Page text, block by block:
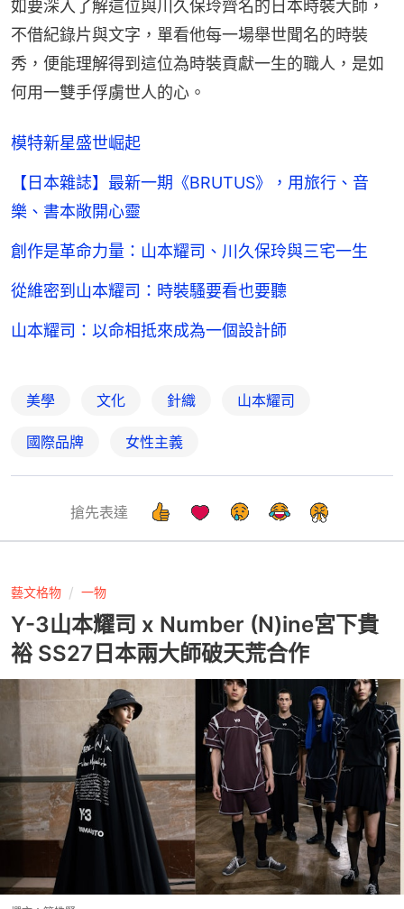
如要深入了解這位與川久保玲齊名的日本時裝大師，
不借紀錄片與文字，單看他每一場舉世聞名的時裝
秀，便能理解得到這位為時裝貢獻一生的職人，是如
何用一雙手俘虜世人的心。
模特新星盛世崛起
【日本雜誌】最新一期《BRUTUS》，用旅行、音
樂、書本敞開心靈
創作是革命力量：山本耀司、川久保玲與三宅一生
從維密到山本耀司：時裝騷要看也要聽
山本耀司：以命相抵來成為一個設計師
美學 文化 針織 山本耀司
國際品牌 女性主義
搶先表達
藝文格物 一物
Y-3山本耀司 x Number (N)ine宮下貴
裕 SS27日本兩大師破天荒合作